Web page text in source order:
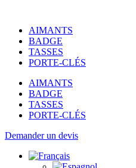
contenuAIMANTS
BADGE
TASSES
PORTE-CLÉS
AIMANTS
BADGE
TASSES
PORTE-CLÉS
Demander un devis